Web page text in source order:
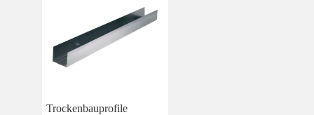
Trockenbauprofile